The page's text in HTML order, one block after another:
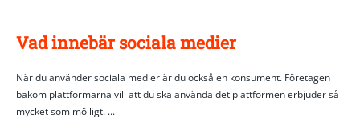
Vad innebär sociala medier
När du använder sociala medier är du också en konsument. Företagen
bakom plattformarna vill att du ska använda det plattformen erbjuder så
mycket som möjligt. ...